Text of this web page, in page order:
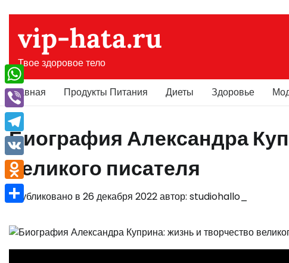
содержимому
vip-hata.ru
Твое здоровое тело
Главная Продукты Питания Диеты Здоровье
Биография Александра
великого писателя
Опубликовано в 26 декабря 2022автор: studiohallo_
WhatsApp
Viber
Telegram
VK
Odnoklassniki